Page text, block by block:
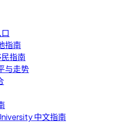
指南
指南
与走势
中文指南